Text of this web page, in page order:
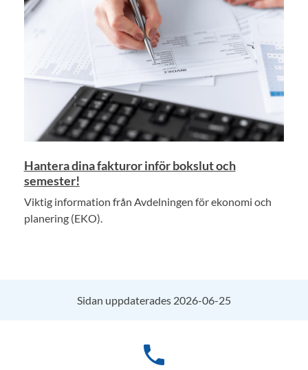
Hantera dina fakturor inför bokslut och
semester!
Viktig information från Avdelningen för ekonomi och
planering (EKO).
Sidan uppdaterades 2026-06-25
phone